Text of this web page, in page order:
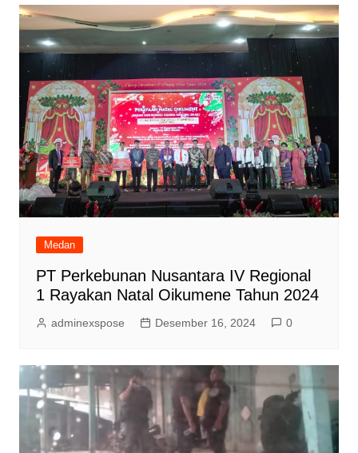
Medan
PT Perkebunan Nusantara IV Regional
1 Rayakan Natal Oikumene Tahun 2024
adminexspose Desember 16, 2024 0